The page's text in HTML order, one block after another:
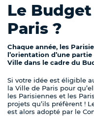
Le
Paris ?
Chaque année, les
l’orientation d’une
Ville dans le cadre du
Si votre idée est éligible
la Ville de Paris pour
les Parisiennes et les
projets qu’ils préfèrent !
est alors adopté par le